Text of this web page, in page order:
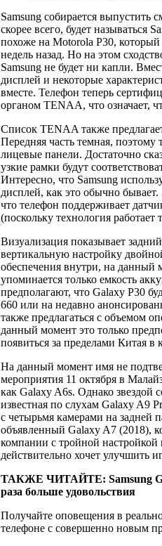
Samsung собирается выпустить
скорее всего, будет называться
похоже на Motorola P30,
недель назад. Но на этом
Samsung не будет ни капли.
дисплей и некоторые
вместе. Телефон теперь
органом TENAA, что означает,
Список TENAA также
Передняя часть темная, поэтому
лицевые панели. Достаточно
узкие рамки будут
Интересно, что Samsung
дисплей, как это обычно
что телефон поддерживает
(поскольку технология
Визуализация показывает
вертикальную настройку
обеспечения внутри, на данный
упоминается только емкость
предполагают, что Galaxy P30
660 или на недавно
также предлагаться с объемом
данный момент это только
появиться за пределами Китая в
На данный момент имя не
мероприятия 11 октября в
как Galaxy A6s. Однако звездой
известная по слухам Galaxy A9
с четырьмя камерами на задней
объявленный Galaxy A7 (2018),
компании с тройной
действительно хочет улучшить
ТАКЖЕ ЧИТАЙТЕ: Samsung
раза больше удовольствия
Получайте оповещения в
телефоне с совершенно новым